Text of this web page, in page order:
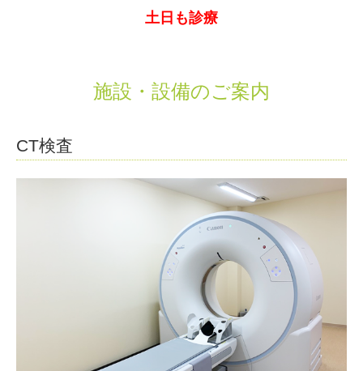
土日も診療
施設・設備のご案内
CT検査